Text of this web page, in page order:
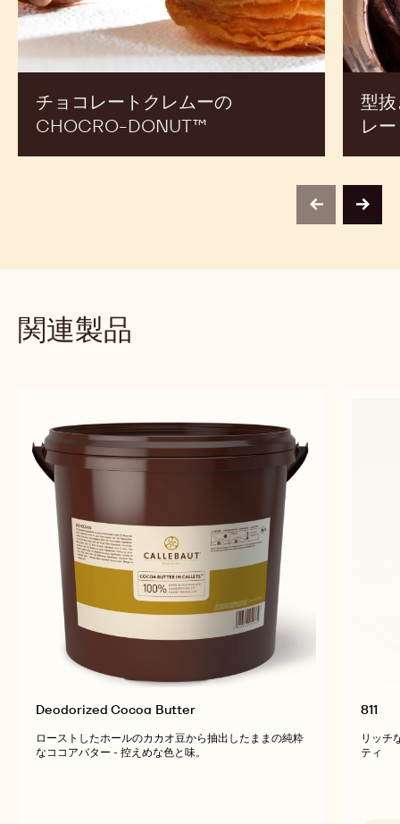
チョコレートクレムーの
CHOCRO-DONUT™
CHOCRO-
DONUT™
型
レ
ク
チ
ョ
コ
ガ
ナ
ッ
シ
previousnext
関連製品
Deodorized Cocoa Butter
ローストしたホールのカカオ豆から抽出したままの純粋
なココアバター - 控えめな色と味。
811
リッチ
ティ